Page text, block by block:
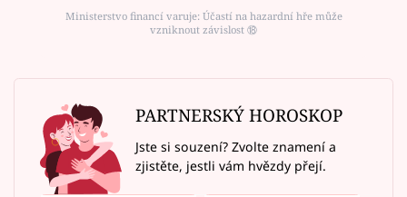
Ministerstvo financí varuje: Účastí na hazardní hře může
vzniknout závislost ⑱
PARTNERSKÝ HOROSKOP
Jste si souzení? Zvolte znamení a
zjistěte, jestli vám hvězdy přejí.